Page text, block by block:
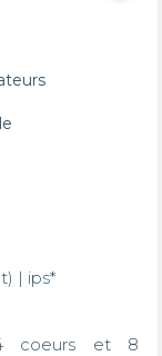
| ips*
coeurs et 8